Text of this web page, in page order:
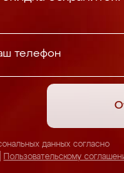
данных согласно
Пользовательскому